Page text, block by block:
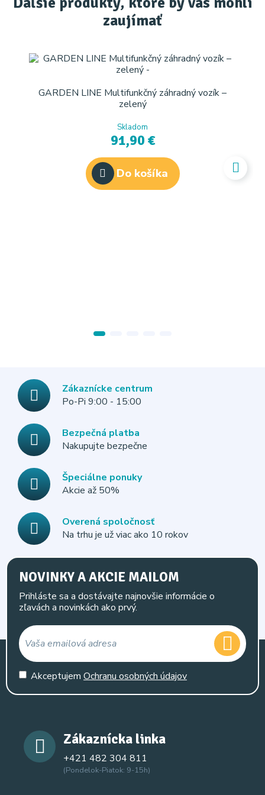
zaujímať
GARDEN LINE Multifunkčný záhradný vozík –
zelený
Skladom
91,90 €
Do košíka
Zákaznícke centrum
Po-Pi 9:00 - 15:00
Bezpečná platba
Nakupujte bezpečne
Špeciálne ponuky
Akcie až 50%
Overená spoločnosť
Na trhu je už viac ako 10 rokov
NOVINKY A AKCIE MAILOM
Prihláste sa a dostávajte najnovšie informácie o
zľavách a novinkách ako prvý.
Akceptujem Ochranu osobných údajov
Zákaznícka linka
+421 482 304 811
(Pondelok-Piatok: 9-15h)